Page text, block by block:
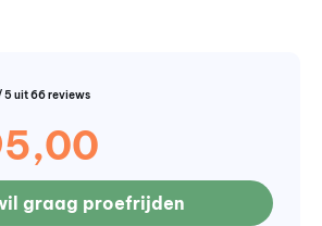
5 uit 66 reviews
graag proefrijden